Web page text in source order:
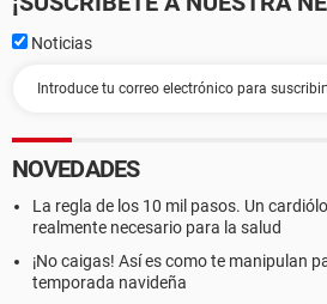
Noticias
NOVEDADES
La regla de los 10 mil pasos. Un
realmente necesario para la salud
¡No caigas! Así es como te manipulan
temporada navideña